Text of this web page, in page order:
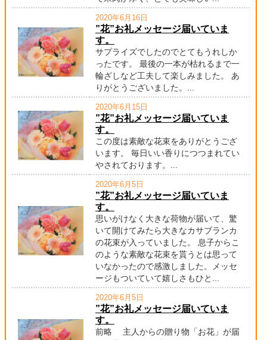
2020年6月16日
”花”お礼メッセージ届いていま
す。
サプライズでしたのでとてもうれしか
ったです。 最後の一本が枯れるまで一
輪ざしなど工夫して楽しみました。 あ
りがとうございました。...
2020年6月15日
”花”お礼メッセージ届いていま
す。
この度は素敵な花束をありがとうござ
います。 毎日いい香りにつつまれてい
やされております。...
2020年6月5日
”花”お礼メッセージ届いていま
す。
思いがけなく大きな荷物が届いて、驚
いて開けてみたら大きなカサブランカ
の花束が入っていました。 息子からこ
のような素敵な花束を貰うとは思って
いなかったので感激しました。メッセ
ージもついていて嬉しさもひと...
2020年6月5日
”花”お礼メッセージ届いていま
す。
前略 主人からの贈り物「お花」が届